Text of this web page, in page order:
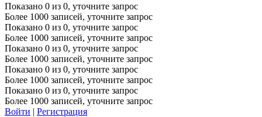
Показано 0 из 0, уточните запрос
Более 1000 записей, уточните запрос
Показано 0 из 0, уточните запрос
Более 1000 записей, уточните запрос
Показано 0 из 0, уточните запрос
Более 1000 записей, уточните запрос
Показано 0 из 0, уточните запрос
Более 1000 записей, уточните запрос
Показано 0 из 0, уточните запрос
Более 1000 записей, уточните запрос
Войти | Регистрация